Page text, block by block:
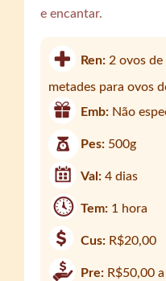
e encantar.
Ren:2 ovos de
metades para ovos
Emb: Não
Pes: 500g
Val:4 dias
Tem: 1 hora
Cus: R$20,00
Pre: R$50,00